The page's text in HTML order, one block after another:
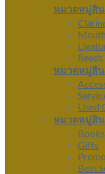
หมวดหมู่สิ
Reeds
หมวดหมู่สิ
Used
หมวดหมู่สิ
Gifts
Best